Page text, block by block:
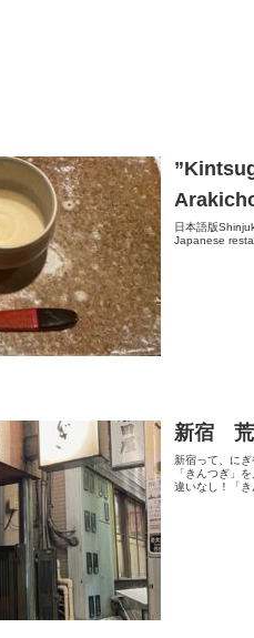
日本語版
Japanese
新宿 荒
新宿って、に
「きんつぎ」
違いなし！「